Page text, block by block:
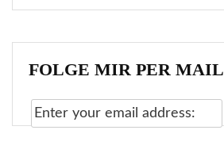
FOLGE MIR PER MAIL